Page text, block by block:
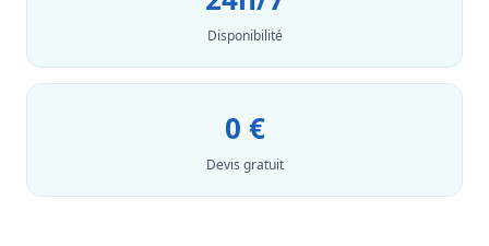
Disponibilité
0 €
Devis gratuit